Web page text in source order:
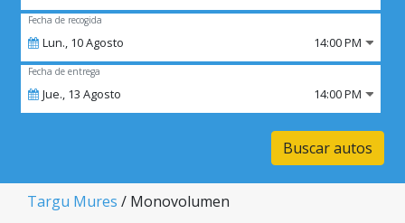
Fecha de recogida
Lun., 10Agosto 14:00 PM
Fecha de entrega
Jue., 13 Agosto 14:00 PM
Buscar autos
Targu Mures / Monovolumen